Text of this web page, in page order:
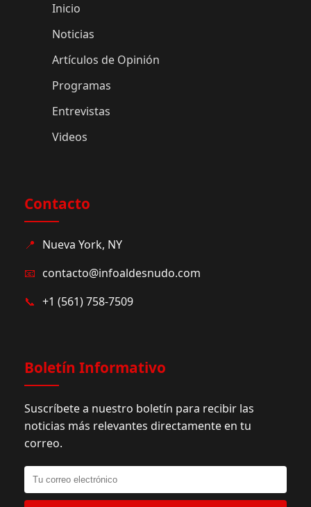
Inicio
Noticias
Artículos de Opinión
Programas
Entrevistas
Videos
Contacto
📍 Nueva York, NY
📧 contacto@infoaldesnudo.com
📞 +1 (561) 758-7509
Boletín Informativo
Suscríbete a nuestro boletín para recibir las
noticias más relevantes directamente en tu
correo.